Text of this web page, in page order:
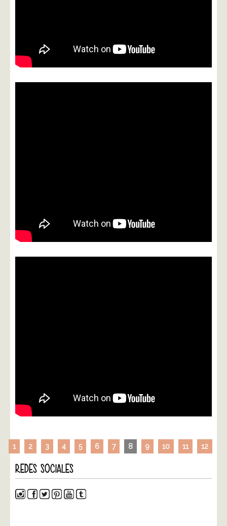
1 2 3 4 5 6 7 8 9 10 11 12
REDES SOCIALES